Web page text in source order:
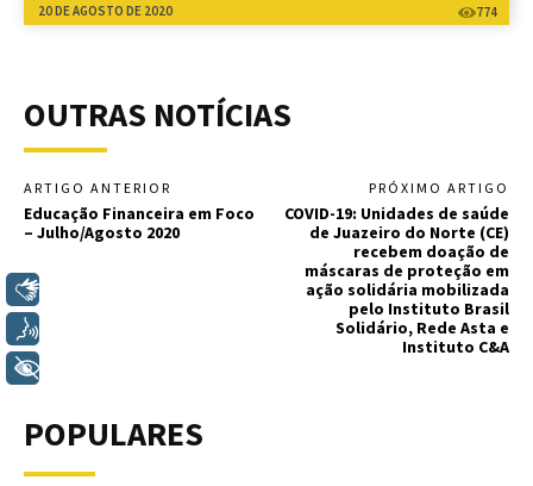
20 DE AGOSTO DE 2020 774
OUTRAS NOTÍCIAS
ARTIGO ANTERIOR
Educação Financeira em Foco
– Julho/Agosto 2020
PRÓXIMO ARTIGO
COVID-19: Unidades de saúde
de Juazeiro do Norte (CE)
recebem doação de
máscaras de proteção em
ação solidária mobilizada
pelo Instituto Brasil
Solidário, Rede Asta e
Instituto C&A
POPULARES